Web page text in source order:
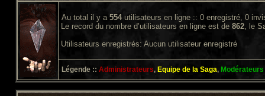
Au total il y a 554 utilisateurs en ligne :: 0 enregistré, 0
Le record du nombre d’utilisateurs en ligne est de 862, le
Utilisateurs enregistrés: Aucun utilisateur enregistré
Légende :: Administrateurs, Equipe de la Saga,